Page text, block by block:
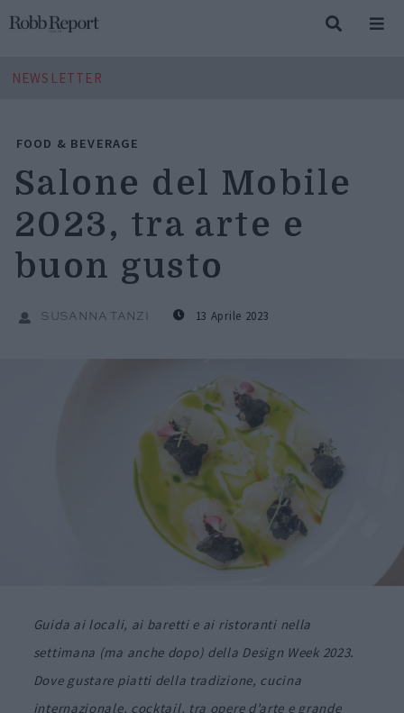
NEWSLETTER
FOOD & BEVERAGE
Salone del Mobile
2023, tra arte e
buon gusto
SUSANNA TANZI 13 Aprile 2023
Guida ai locali, ai baretti e ai ristoranti nella
settimana (ma anche dopo) della Design Week 2023.
Dove gustare piatti della tradizione, cucina
internazionale, cocktail, tra opere d’arte e grande